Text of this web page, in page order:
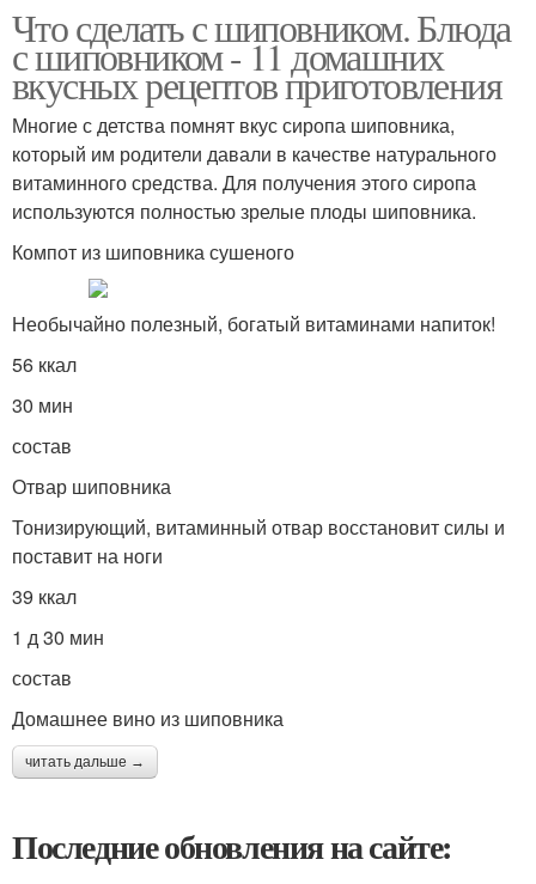
Что сделать с шиповником. Блюда
с шиповником - 11 домашних
вкусных рецептов приготовления
Многие с детства помнят вкус сиропа шиповника,
который им родители давали в качестве натурального
витаминного средства. Для получения этого сиропа
используются полностью зрелые плоды шиповника.
Компот из шиповника сушеного
Необычайно полезный, богатый витаминами напиток!
56 ккал
30 мин
состав
Отвар шиповника
Тонизирующий, витаминный отвар восстановит силы и
поставит на ноги
39 ккал
1 д 30 мин
состав
Домашнее вино из шиповника
читать дальше →
Последние обновления на сайте: